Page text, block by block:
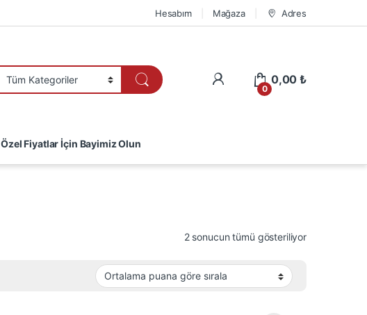
Hesabım Mağaza Adres
0
0,00₺
Özel Fiyatlar İçin Bayimiz Olun
2 sonucun tümü gösteriliyorEn çok oy